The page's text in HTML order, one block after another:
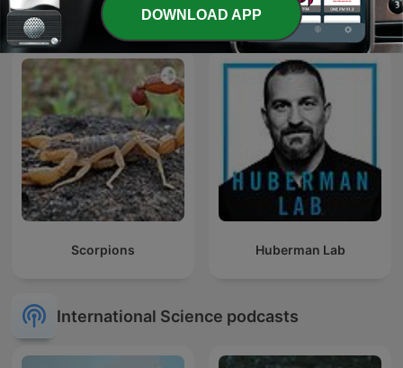
La Rosa de los Vientos
محمود
Scorpions Huberman Lab
International Science podcasts
DOWNLOAD APP